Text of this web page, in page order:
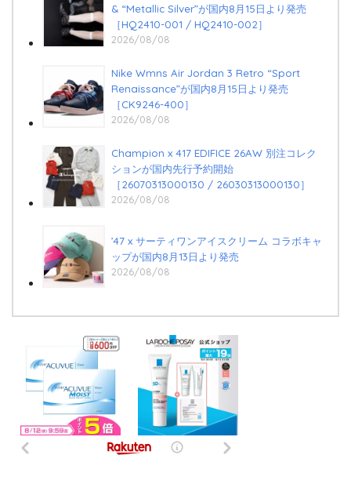
& “Metallic Silver”が国内8月15日より発売
［HQ2410-001 / HQ2410-002］
2026/08/08
Nike Wmns Air Jordan 3 Retro “Sport
Renaissance”が国内8月15日より発売
［CK9246-400］
2026/08/08
Champion x 417 EDIFICE 26AW 別注コレク
ションが国内先行予約開始
［26070313000130 / 26030313000130］
2026/08/08
’47 x サーティワンアイスクリーム コラボキャ
ップが国内8月13日より発売
2026/08/08